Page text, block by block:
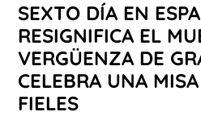
SEXTO DÍA EN
RESIGNIFICA EL
VERGÜENZA DE
CELEBRA UNA
FIELES